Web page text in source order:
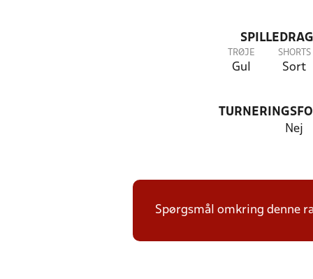
TRØJE
Gul
SHORTS
Sort
Nej
Spørgsmål omkring denne